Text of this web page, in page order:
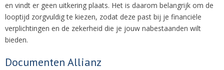
en vindt er geen uitkering plaats. Het is daarom belangrijk om de
looptijd zorgvuldig te kiezen, zodat deze past bij je financiële
verplichtingen en de zekerheid die je jouw nabestaanden wilt
bieden.
Documenten Allianz